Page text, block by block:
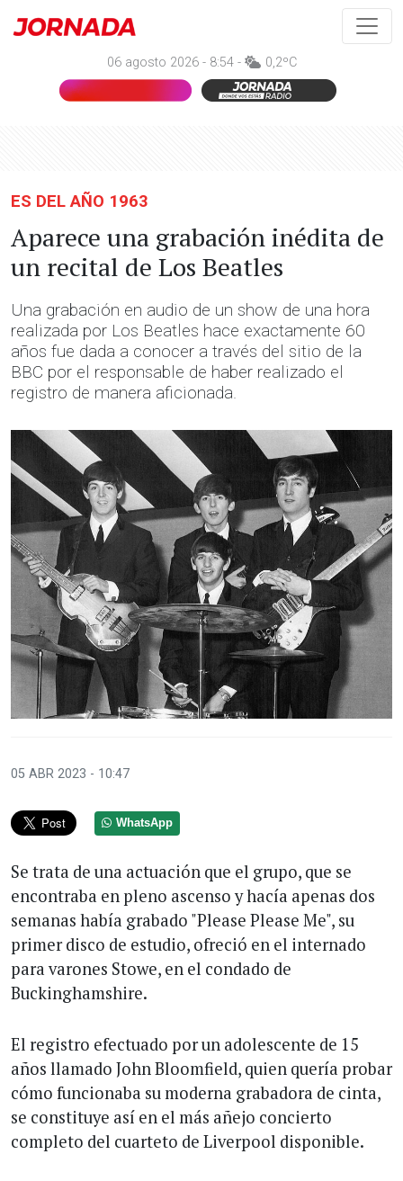
06 agosto 2026 - 8:54 - 0,2ºC
ES DEL AÑO 1963
Aparece una grabación inédita de
un recital de Los Beatles
Una grabación en audio de un show de una hora
realizada por Los Beatles hace exactamente 60
años fue dada a conocer a través del sitio de la
BBC por el responsable de haber realizado el
registro de manera aficionada.
05 ABR 2023 - 10:47
WhatsApp
Se trata de una actuación que el grupo, que se
encontraba en pleno ascenso y hacía apenas dos
semanas había grabado "Please Please Me", su
primer disco de estudio, ofreció en el internado
para varones Stowe, en el condado de
Buckinghamshire.
El registro efectuado por un adolescente de 15
años llamado John Bloomfield, quien quería probar
cómo funcionaba su moderna grabadora de cinta,
se constituye así en el más añejo concierto
completo del cuarteto de Liverpool disponible.